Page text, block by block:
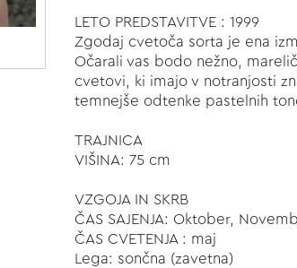
LETO PREDSTAVITVE : 1999
Zgodaj cvetoča sorta je ena
Očarali vas bodo nežno,
cvetovi, ki imajo v notranjosti
temnejše odtenke pastelnih
TRAJNICA
VIŠINA: 75 cm
VZGOJA IN SKRB
ČAS SAJENJA: Oktober,
ČAS CVETENJA : maj
Lega: sončna (zavetna)